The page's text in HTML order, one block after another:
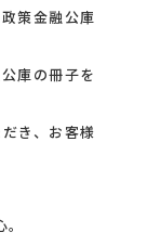
策金融公庫
庫の冊子を
き、お客様